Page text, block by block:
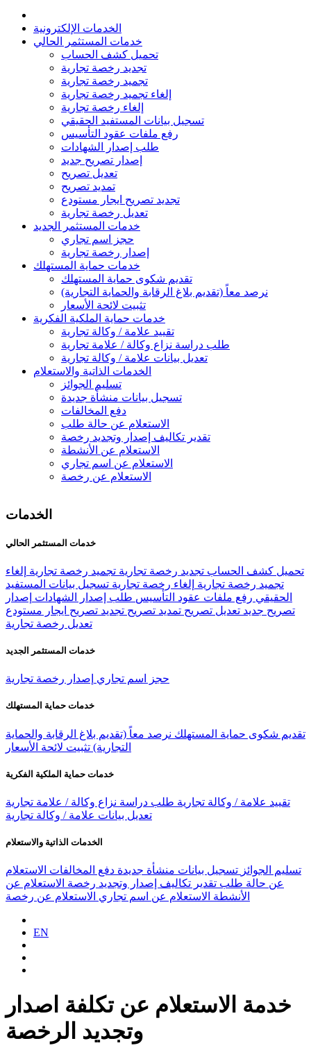
الخدمات الإلكترونية
خدمات المستثمر الحالي
تحميل كشف الحساب
تجديد رخصة تجارية
تجميد رخصة تجارية
إلغاء تجميد رخصة تجارية
إلغاء رخصة تجارية
تسجيل بيانات المستفيد الحقيقي
رفع ملفات عقود التأسيس
طلب إصدار الشهادات
إصدار تصريح جديد
تعديل تصريح
تمديد تصريح
تجديد تصريح ايجار مستودع
تعديل رخصة تجارية
خدمات المستثمر الجديد
حجز اسم تجاري
إصدار رخصة تجارية
خدمات حماية المستهلك
تقديم شكوى حماية المستهلك
نرصد معاً (تقديم بلاغ الرقابة والحماية التجارية)
تثبيت لائحة الأسعار
خدمات حماية الملكية الفكرية
تقييد علامة / وكالة تجارية
طلب دراسة نزاع وكالة / علامة تجارية
تعديل بيانات علامة / وكالة تجارية
الخدمات الذاتية والاستعلام
تسليم الجوائز
تسجيل بيانات منشأة جديدة
دفع المخالفات
الاستعلام عن حالة طلب
تقدير تكاليف إصدار وتجديد رخصة
الاستعلام عن الأنشطة
الاستعلام عن اسم تجاري
الاستعلام عن رخصة
الخدمات
خدمات المستثمر الحالي
تحميل كشف الحساب تجديد رخصة تجارية تجميد رخصة تجارية إلغاء
تجميد رخصة تجارية إلغاء رخصة تجارية تسجيل بيانات المستفيد
الحقيقي رفع ملفات عقود التأسيس طلب إصدار الشهادات إصدار
تصريح جديد تعديل تصريح تمديد تصريح تجديد تصريح ايجار مستودع
تعديل رخصة تجارية
خدمات المستثمر الجديد
حجز اسم تجاري إصدار رخصة تجارية
خدمات حماية المستهلك
تقديم شكوى حماية المستهلك نرصد معاً (تقديم بلاغ الرقابة والحماية
التجارية) تثبيت لائحة الأسعار
خدمات حماية الملكية الفكرية
تقييد علامة / وكالة تجارية طلب دراسة نزاع وكالة / علامة تجارية
تعديل بيانات علامة / وكالة تجارية
الخدمات الذاتية والاستعلام
تسليم الجوائز تسجيل بيانات منشأة جديدة دفع المخالفات الاستعلام
عن حالة طلب تقدير تكاليف إصدار وتجديد رخصة الاستعلام عن
الأنشطة الاستعلام عن اسم تجاري الاستعلام عن رخصة
EN
خدمة الاستعلام عن تكلفة اصدار
وتجديد الرخصة